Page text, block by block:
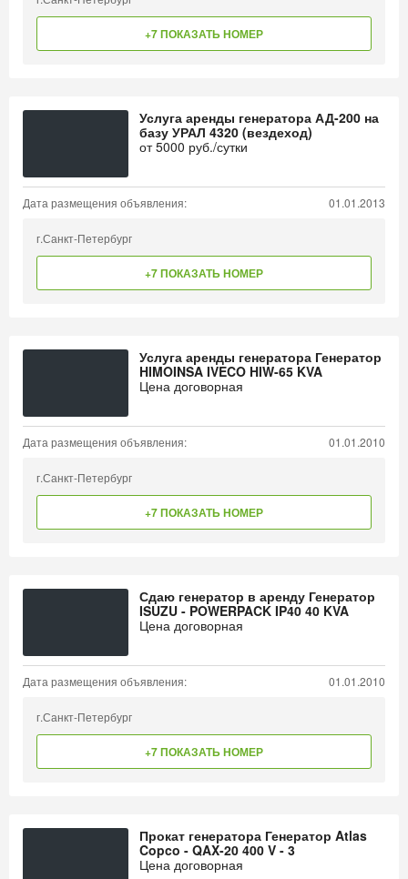
+7 ПОКАЗАТЬ НОМЕР
Услуга аренды генератора АД-200 на
базу УРАЛ 4320 (вездеход)
от5000 руб./сутки
Дата размещения объявления: 01.01.2013
г.Санкт-Петербург
+7 ПОКАЗАТЬ НОМЕР
Услуга аренды генератора Генератор
HIMOINSA IVECO HIW-65 KVA
Цена договорная
Дата размещения объявления: 01.01.2010
г.Санкт-Петербург
+7 ПОКАЗАТЬ НОМЕР
Сдаю генератор в аренду Генератор
ISUZU - POWERPACK IP40 40 KVA
Цена договорная
Дата размещения объявления: 01.01.2010
г.Санкт-Петербург
+7 ПОКАЗАТЬ НОМЕР
Прокат генератора Генератор Atlas
Copco - QAX-20 400 V - 3
Цена договорная